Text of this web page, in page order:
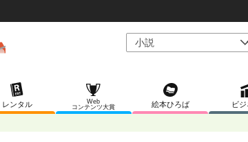
レンタル
Web
コンテンツ大賞
絵本ひろば ビジ